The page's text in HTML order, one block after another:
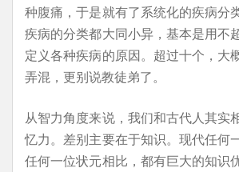
种腹痛，于是就有了系统化的疾病分
疾病的分类都大同小异，基本是用不
定义各种疾病的原因。超过十个，大
弄混，更别说教徒弟了。
从智力角度来说，我们和古代人其实
忆力。差别主要在于知识。现代任何
任何一位状元相比，都有巨大的知识